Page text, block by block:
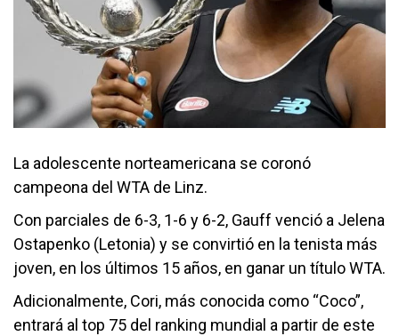
La adolescente norteamericana se coronó
campeona del WTA de Linz.
Con parciales de 6-3, 1-6 y 6-2, Gauff venció a Jelena
Ostapenko (Letonia) y se convirtió en la tenista más
joven, en los últimos 15 años, en ganar un título WTA.
Adicionalmente, Cori, más conocida como “Coco”,
entrará al top 75 del ranking mundial a partir de este